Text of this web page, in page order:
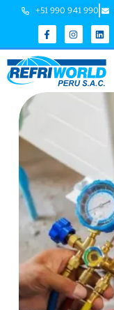
+51 990 941 990